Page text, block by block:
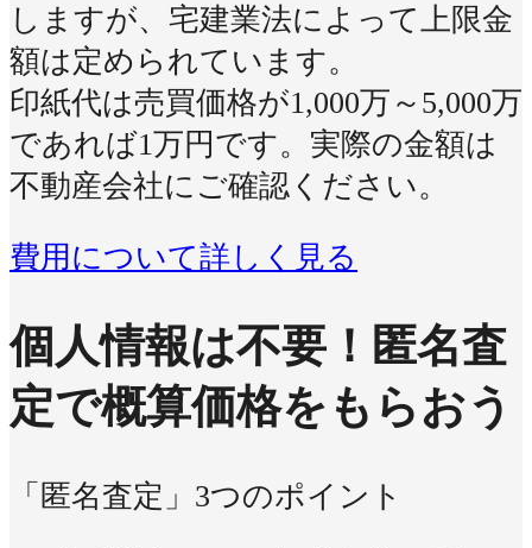
しますが、宅建業法によって上限金
額は定められています。
印紙代は売買価格が1,000万～5,000万
であれば1万円です。実際の金額は
不動産会社にご確認ください。
費用について詳しく見る
個人情報は不要！ 匿名査
定で概算価格をもらおう
「匿名査定」3つのポイント